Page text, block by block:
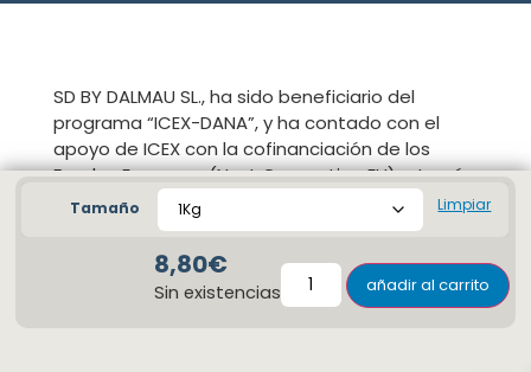
Tamaño Limpiar
8,80€
Sin existencias añadir al carrito
SD BY DALMAU SL., ha sido beneficiario del
programa “ICEX-DANA”, y ha contado con el
apoyo de ICEX con la cofinanciación de los
Fondos Europeos (Next Generation EU) a través
del Plan de Recuperación, Transformación y
Resiliencia en su componente 32.